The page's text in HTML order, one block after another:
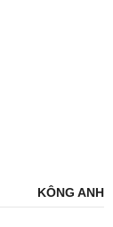
KÔNG ANH